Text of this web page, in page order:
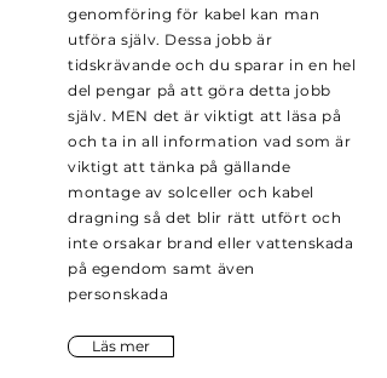
genomföring för kabel kan man
utföra själv. Dessa jobb är
tidskrävande och du sparar in en hel
del pengar på att göra detta jobb
själv. MEN det är viktigt att läsa på
och ta in all information vad som är
viktigt att tänka på gällande
montage av solceller och kabel
dragning så det blir rätt utfört och
inte orsakar brand eller vattenskada
på egendom samt även
personskada
Läs mer